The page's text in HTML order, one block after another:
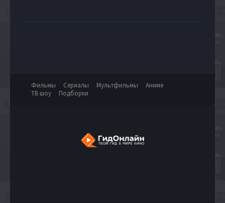
Фильмы Сериалы Мультфильмы
Аниме
ТВ шоу
Подборки